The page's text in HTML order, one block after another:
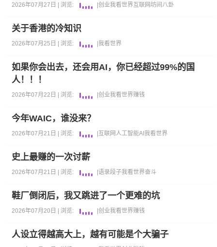
2026年07月27日 | 浏览: |创业我看世界 互联网坊间八卦
关于香港的冷知识
2026年07月25日 | 浏览: |我看世界
如果你会出去，还会用AI，你已经超过99%的国
人！！！
2026年07月22日 | 浏览: |创业我看世界赚钱
今年WAIC，谁没来？
2026年07月21日 | 浏览: 互联网 人工智能AI我看世界
史上最赚的一次讨薪
2026年07月21日 | 浏览: |语录段子我看世界奋斗
鞋厂倒闭后，我又跳进了一个更难的坑
2026年07月20日 | 浏览: |创业我看世界赚钱
人设立得越高大上，越有可能是个大骗子